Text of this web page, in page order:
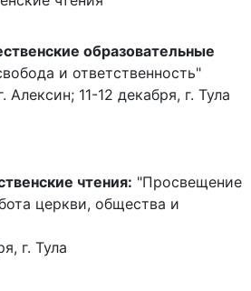
образовательные
и ответственность"
Алексин; 11-12 декабря, г. Тула
чтения: "Просвещение
церкви, общества и
г. Тула